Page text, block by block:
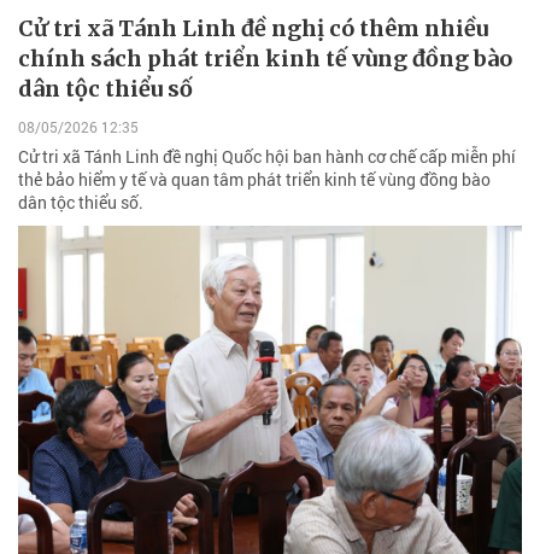
Cử tri xã Tánh Linh đề nghị có thêm nhiều
chính sách phát triển kinh tế vùng đồng bào
dân tộc thiểu số
08/05/2026 12:35
Cử tri xã Tánh Linh đề nghị Quốc hội ban hành cơ chế cấp miễn phí
thẻ bảo hiểm y tế và quan tâm phát triển kinh tế vùng đồng bào
dân tộc thiểu số.